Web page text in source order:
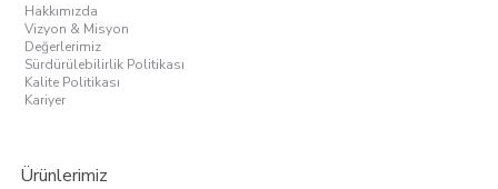
Hakkımızda
Vizyon & Misyon
Değerlerimiz
Sürdürülebilirlik Politikası
Kalite Politikası
Kariyer
Ürünlerimiz